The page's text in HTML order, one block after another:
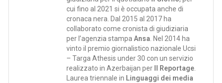
cui fino al 2021 si è occupata anche di
cronaca nera. Dal 2015 al 2017 ha
collaborato come cronista di giudiziaria
per l’agenzia stampaAnsa . Nel 2014 ha
vinto il premio giornalistico nazionale Ucsi
– Targa Athesis under 30 con un servizio
realizzato in Azerbaijan per Il Reportage
Laurea triennale in Linguaggi dei media